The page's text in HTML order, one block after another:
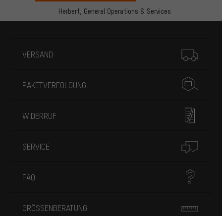
Herbert, General Operations & Services
VERSAND
PAKETVERFOLGUNG
WIDERRUF
SERVICE
FAQ
GRÖSSENBERATUNG